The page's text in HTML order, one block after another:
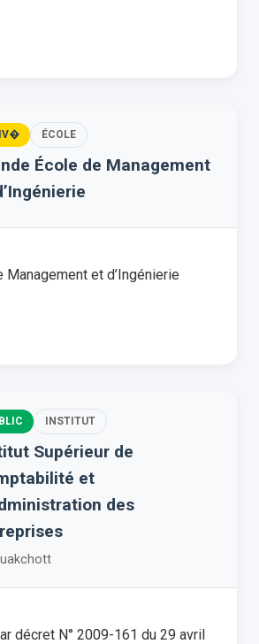
ÉCOLE
École de Management
Management et d’Ingénierie
INSTITUT
Supérieur de
et
des
décret N° 2009-161 du 29 avril